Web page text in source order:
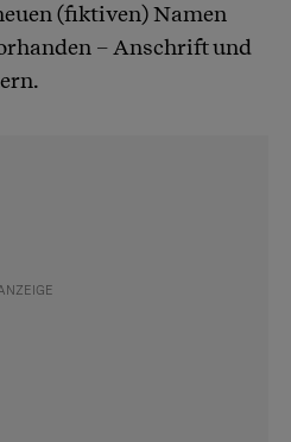
(fiktiven) Namen
– Anschrift und